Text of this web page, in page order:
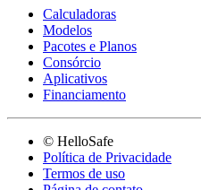
Calculadoras
Modelos
Pacotes e Planos
Consórcio
Aplicativos
Financiamento
© HelloSafe
Política de Privacidade
Termos de uso